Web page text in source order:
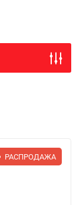
РАСПРОДАЖА